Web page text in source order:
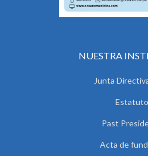
NUESTRA
Junta
Past
Acta de